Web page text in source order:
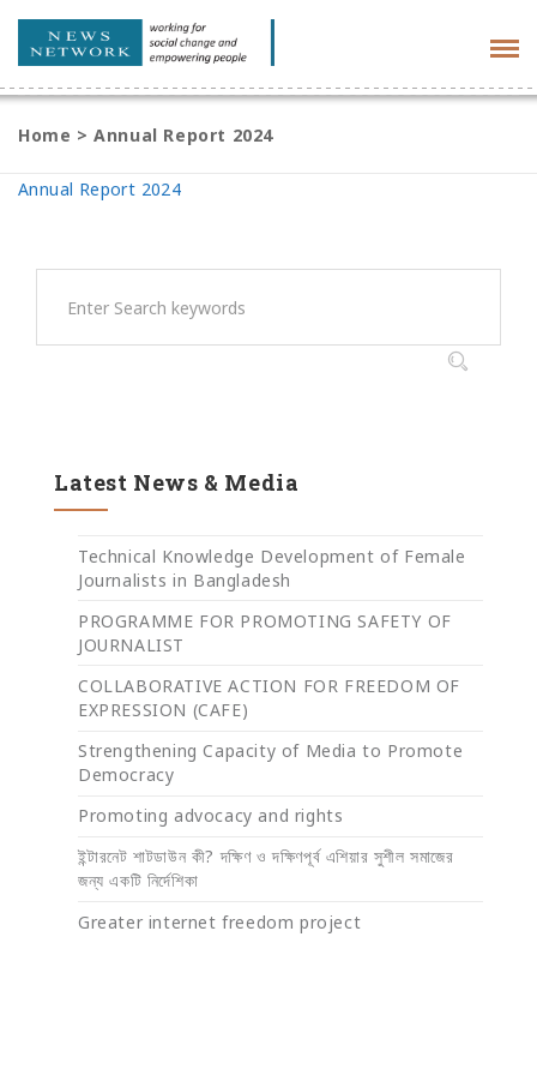
Home >Annual Report 2024
Annual Report 2024
Latest News & Media
Technical Knowledge Development of Female
Journalists in Bangladesh
PROGRAMME FOR PROMOTING SAFETY OF
JOURNALIST
COLLABORATIVE ACTION FOR FREEDOM OF
EXPRESSION (CAFE)
Strengthening Capacity of Media to Promote
Democracy
Promoting advocacy and rights
ইন্টারনেট শাটডাউন কী? দক্ষিণ ও দক্ষিণপূর্ব এশিয়ার সুশীল সমাজের
জন্য একটি নির্দেশিকা
Greater internet freedom project